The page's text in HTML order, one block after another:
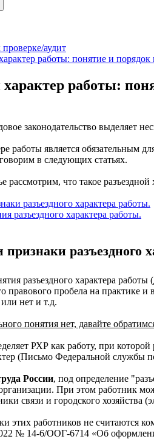
аудит
работы: понятие и порядок
характер работы:
законодательство выделяет
работы является обязательным
в следующих статьях.
рассмотрим, что такое
разъездного характера работы.
разъездного характера работы.
разъездного
разъездного характера работы
правового пробела на практике
нет и т.д.
понятия нет, давайте
РХР как работу, при
(Письмо Федеральной службы
России, под определение
При этом работник
связи и городского хозяйства
этих работников не считаются
№ 14-6/ООГ-6714 «Об